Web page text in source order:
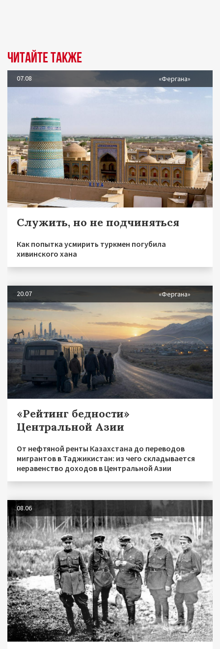
Читайте также
07.08 «Фергана»
Служить, но не подчиняться
Как попытка усмирить туркмен погубила
хивинского хана
20.07 «Фергана»
«Рейтинг бедности»
Центральной Азии
От нефтяной ренты Казахстана до переводов
мигрантов в Таджикистан: из чего складывается
неравенство доходов в Центральной Азии
08.06